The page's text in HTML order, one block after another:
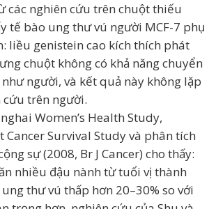
các nghiên cứu trên chuột thiếu
tế bào ung thư vú người MCF-7 phụ
liều genistein cao kích thích phát
chuột không có khả năng chuyển
người, và kết quả này không lặp
trên người.
Women’s Health Study,
Cancer Survival Study và phân tích
sự (2008, Br J Cancer) cho thấy:
nhiều đậu nành từ tuổi vị thành
thư vú thấp hơn 20–30% so với